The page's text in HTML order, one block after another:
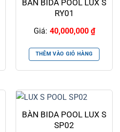
BÀN BIDA POOL LUX S
RY01
Giá: 40,000,000 ₫
THÊM VÀO GIỎ HÀNG
BÀN BIDA POOL LUX S
SP02